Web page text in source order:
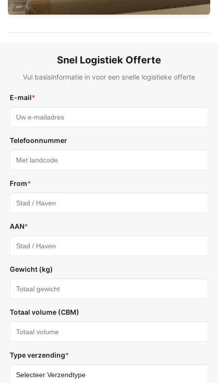
Snel Logistiek Offerte
Vul basisinformatie in voor een snelle logistieke offerte
E-mail*
Telefoonnummer
From*
AAN*
Gewicht (kg)
Totaal volume (CBM)
Type verzending*